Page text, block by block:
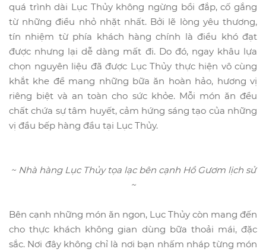
quá trình dài Lục Thủy không ngừng bồi đắp, cố gắng
từ những điều nhỏ nhặt nhất. Bởi lẽ lòng yêu thương,
tín nhiệm từ phía khách hàng chính là điều khó đạt
được nhưng lại dễ dàng mất đi. Do đó, ngay khâu lựa
chọn nguyên liệu đã được Lục Thủy thực hiện vô cùng
khắt khe để mang những bữa ăn hoàn hảo, hương vị
riêng biệt và an toàn cho sức khỏe. Mỗi món ăn đều
chất chứa sự tâm huyết, cảm hứng sáng tạo của những
vị đầu bếp hàng đầu tại Lục Thủy.
~ Nhà hàng Lục Thủy tọa lạc bên cạnh Hồ Gươm lịch sử
~
Bên cạnh những món ăn ngon, Lục Thủy còn mang đến
cho thực khách không gian dùng bữa thoải mái, đặc
sắc. Nơi đây không chỉ là nơi bạn nhấm nháp từng món